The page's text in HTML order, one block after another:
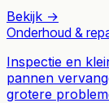
Bekijk →
Onderhoud &
Inspectie en
pannen
grotere